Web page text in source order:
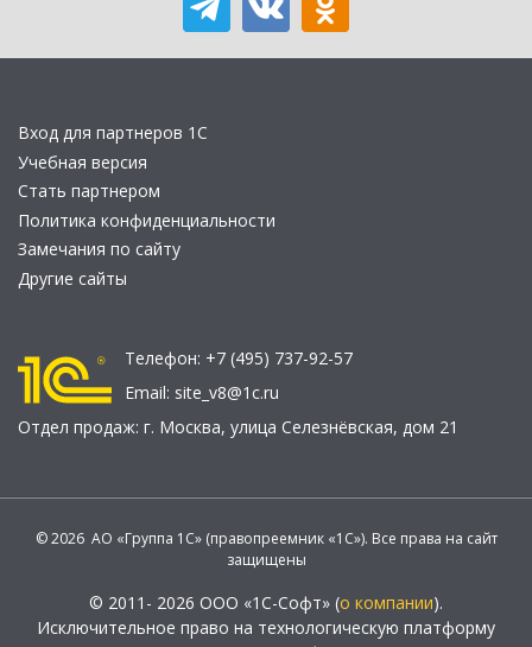
Вход для партнеров 1С
Учебная версия
Стать партнером
Политика конфиденциальности
Замечания по сайту
Другие сайты
Телефон: +7 (495) 737-92-57
Email: site_v8@1c.ru
Отдел продаж: г. Москва, улица Селезнёвская, дом 21
© 2026 АО «Группа 1С» (правопреемник «1С»). Все права на сайт
защищены
© 2011- 2026 ООО «1С-Софт» (о компании).
Исключительное право на технологическую платформу